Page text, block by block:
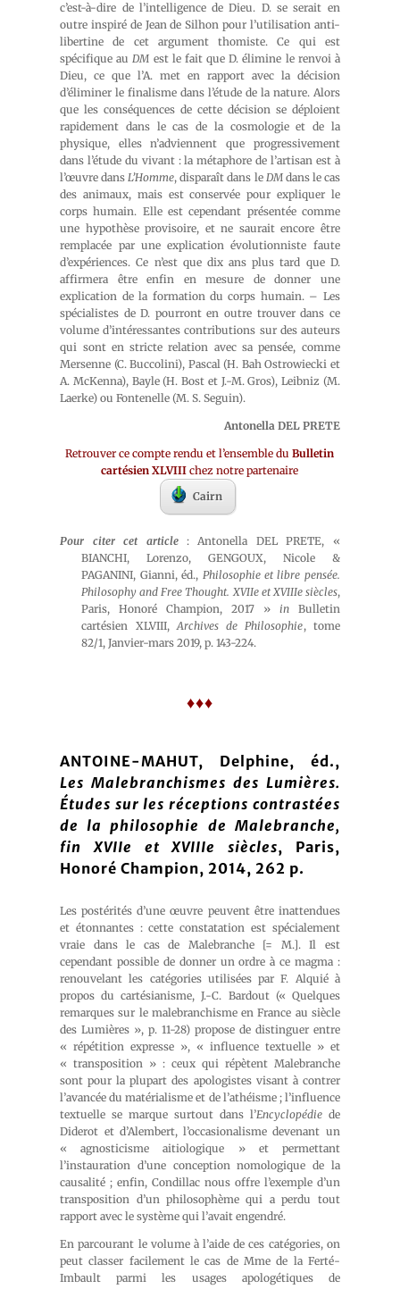
c’est-à-dire de l’intelligence de Dieu. D. se serait en
outre inspiré de Jean de Silhon pour l’utilisation anti-
libertine de cet argument thomiste. Ce qui est
spécifique auDM est le fait que D. élimine le renvoi à
Dieu, ce que l’A. met en rapport avec la décision
d’éliminer le finalisme dans l’étude de la nature. Alors
que les conséquences de cette décision se déploient
rapidement dans le cas de la cosmologie et de la
physique, elles n’adviennent que progressivement
dans l’étude du vivant : la métaphore de l’artisan est à
l’œuvre dansL’Homme, disparaît dans le DMdans le cas
des animaux, mais est conservée pour expliquer le
corps humain. Elle est cependant présentée comme
une hypothèse provisoire, et ne saurait encore être
remplacée par une explication évolutionniste faute
d’expériences. Ce n’est que dix ans plus tard que D.
affirmera être enfin en mesure de donner une
explication de la formation du corps humain. – Les
spécialistes de D. pourront en outre trouver dans ce
volume d’intéressantes contributions sur des auteurs
qui sont en stricte relation avec sa pensée, comme
Mersenne (C. Buccolini), Pascal (H. Bah Ostrowiecki et
A. McKenna), Bayle (H. Bost et J.-M. Gros), Leibniz (M.
Laerke) ou Fontenelle (M. S. Seguin).
Antonella DEL PRETE
Retrouver ce compte rendu et l’ensemble duBulletin
cartésien XLVIIIchez notre partenaire
Cairn
Pour citer cet article: Antonella DEL PRETE, «
BIANCHI, Lorenzo, GENGOUX, Nicole &
PAGANINI, Gianni, éd., Philosophie et libre pensée.
Philosophy and Free Thought. XVIIe et XVIIIe siècles,
Paris, Honoré Champion, 2017 » inBulletin
cartésien XLVIII,Archives de Philosophie, tome
82/1, Janvier-mars 2019, p. 143-224.
♦♦♦
ANTOINE-MAHUT, Delphine, éd.,
Les Malebranchismes des Lumières.
Études sur les réceptions contrastées
de la philosophie de Malebranche,
fin XVIIe et XVIIIe siècles, Paris,
Honoré Champion, 2014, 262 p.
Les postérités d’une œuvre peuvent être inattendues
et étonnantes : cette constatation est spécialement
vraie dans le cas de Malebranche [= M.]. Il est
cependant possible de donner un ordre à ce magma :
renouvelant les catégories utilisées par F. Alquié à
propos du cartésianisme, J.-C. Bardout (« Quelques
remarques sur le malebranchisme en France au siècle
des Lumières », p. 11-28) propose de distinguer entre
« répétition expresse », « influence textuelle » et
« transposition » : ceux qui répètent Malebranche
sont pour la plupart des apologistes visant à contrer
l’avancée du matérialisme et de l’athéisme ; l’influence
textuelle se marque surtout dans l’Encyclopédiede
Diderot et d’Alembert, l’occasionalisme devenant un
« agnosticisme aitiologique » et permettant
l’instauration d’une conception nomologique de la
causalité ; enfin, Condillac nous offre l’exemple d’un
transposition d’un philosophème qui a perdu tout
rapport avec le système qui l’avait engendré.
En parcourant le volume à l’aide de ces catégories, on
peut classer facilement le cas de Mme de la Ferté-
Imbault parmi les usages apologétiques de